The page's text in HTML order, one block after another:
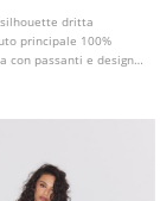
dritta
principale 100%
con passanti e design a